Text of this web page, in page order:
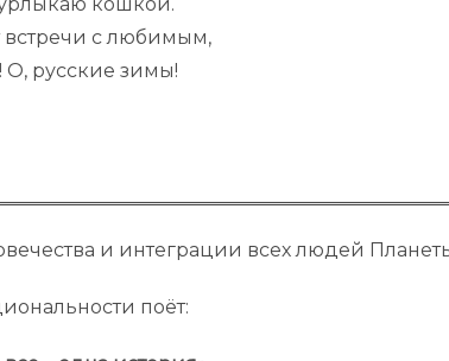
встречи с любимым,
русские зимы!
и интеграции всех людей
поёт: